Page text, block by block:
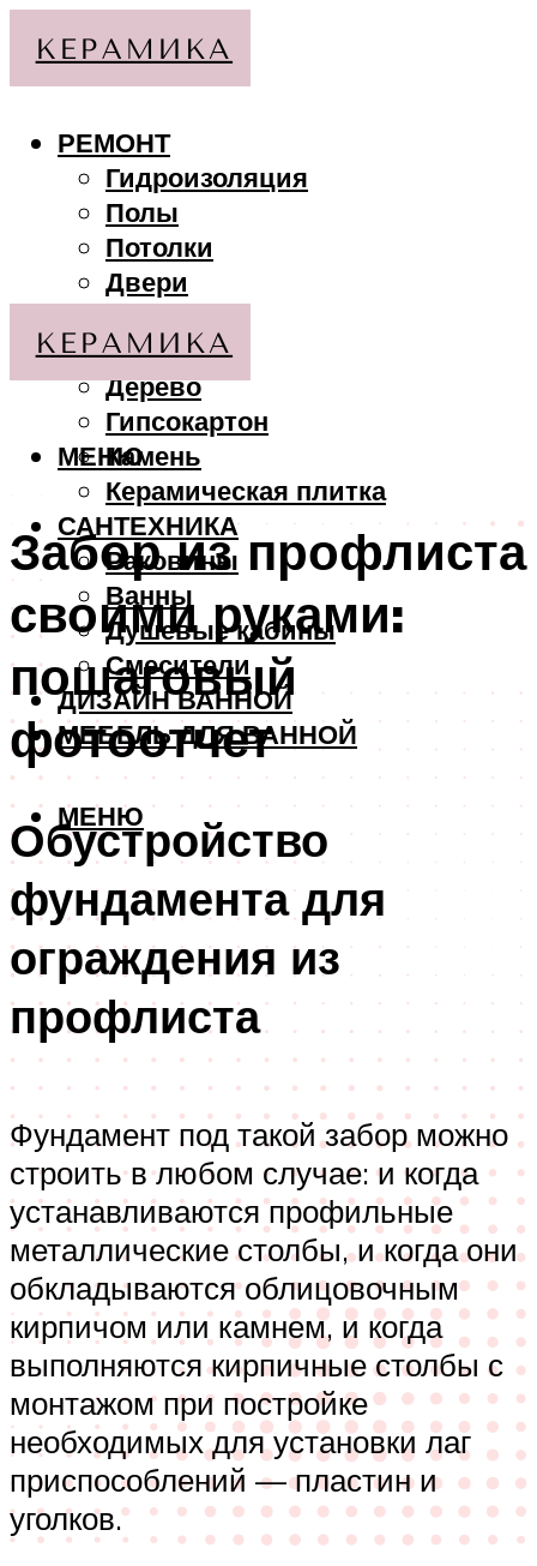
РЕМОНТ
Гидроизоляция
Полы
Потолки
Двери
МАТЕРИАЛЫ
Дерево
Гипсокартон
Камень
Керамическая плитка
САНТЕХНИКА
Раковины
Ванны
Душевые кабины
Смесители
ДИЗАЙН ВАННОЙ
МЕБЕЛЬ ДЛЯ ВАННОЙ
МЕНЮ
МЕНЮ
Забор из профлиста
своими руками:
пошаговый
фотоотчет
Обустройство
фундамента для
ограждения из
профлиста
Фундамент под такой забор можно
строить в любом случае: и когда
устанавливаются профильные
металлические столбы, и когда они
обкладываются облицовочным
кирпичом или камнем, и когда
выполняются кирпичные столбы с
монтажом при постройке
необходимых для установки лаг
приспособлений — пластин и
уголков.